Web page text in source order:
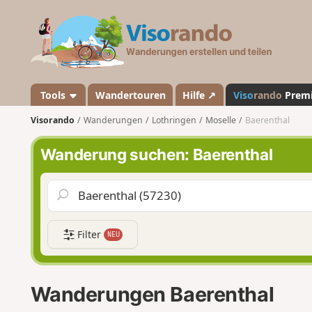
a
n
d
o
Tools Wandertouren Hilfe ↗ Visorando
Visorando Wanderungen Lothringen Moselle Baerenthal
Wanderung suchen: Baerenthal
Filter NEU
Wanderungen Baerenthal